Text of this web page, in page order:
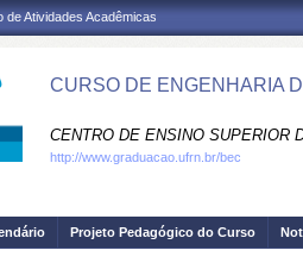
de Atividades Acadêmicas
CURSO DE ENGENHARIA
CENTRO DE ENSINO SUPERIOR
http://www.graduacao.ufrn.br/bec
Projeto Pedagógico do Curso